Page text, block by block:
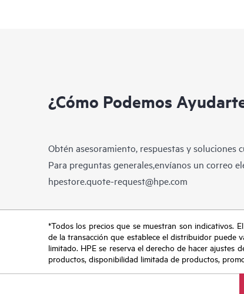
¿Cómo Podemos
Obtén asesoramiento, respuestas y soluciones
Para preguntas generales,envíanos un correo
hpestore.quote-request@hpe.com
*Todos los precios que se muestran son indicativos.
de la transacción que establece el distribuidor
limitado. HPE se reserva el derecho de hacer ajustes
productos, disponibilidad limitada de productos,